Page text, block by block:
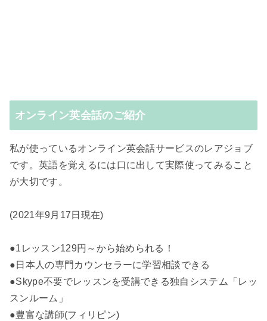
オンライン英会話のご紹介
私が使っているオンライン英会話サービスのレアジョブ
です。英語を覚えるには口に出して実際使ってみること
が大切です。
(2021年9月17日現在)
●1レッスン129円～から始められる！
●日本人の専門カウンセラーに学習相談できる
●Skype不要でレッスンを受講できる独自システム「レッ
スンルーム」
●豊富な講師(フィリピン)